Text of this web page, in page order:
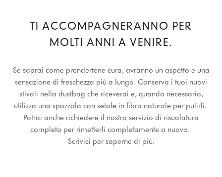
TI ACCOMPAGNERANNO PER
MOLTI ANNI A VENIRE.
Se saprai come prendertene cura, avranno un aspetto e una
sensazione di freschezza più a lungo. Conserva i tuoi nuovi
stivali nella dustbag che riceverai e, quando necessario,
utilizza una spazzola con setole in fibra naturale per pulirli.
Potrai anche richiedere il nostro servizio di risuolatura
completa per rimetterli completamente a nuovo.
Scrivici per saperne di più.